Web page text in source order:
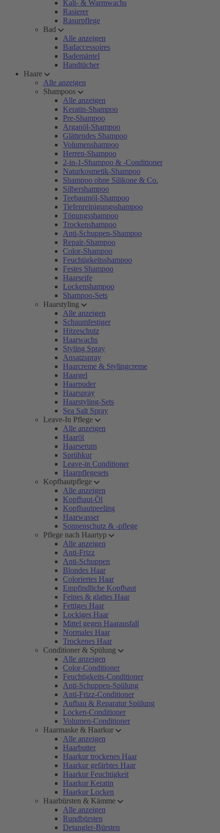
Kalt- & Warmwachs
Rasierer
Rasurpflege
Bad
Alle anzeigen
Badaccessoires
Bademäntel
Handtücher
Haare
Alle anzeigen
Shampoos
Alle anzeigen
Keratin-Shampoo
Pre-Shampoo
Arganöl-Shampoo
Glättendes Shampoo
Volumenshampoo
Herren-Shampoo
2-in-1-Shampoo & -Conditioner
Naturkosmetik-Shampoo
Shampoo ohne Silikone & Co.
Silbershampoo
Teebaumöl-Shampoo
Tiefenreinigungsshampoo
Tönungsshampoo
Trockenshampoo
Anti-Schuppen-Shampoo
Repair-Shampoo
Color-Shampoo
Feuchtigkeitsshampoo
Festes Shampoo
Haarseife
Lockenshampoo
Shampoo-Sets
Haarstyling
Alle anzeigen
Schaumfestiger
Hitzeschutz
Haarwachs
Styling Spray
Ansatzspray
Haarcreme & Stylingcreme
Haargel
Haarpuder
Haarspray
Haarstyling-Sets
Sea Salt Spray
Leave-In Pflege
Alle anzeigen
Haaröl
Haarserum
Sprühkur
Leave-in Conditioner
Haarpflegesets
Kopfhautpflege
Alle anzeigen
Kopfhaut-Öl
Kopfhautpeeling
Haarwasser
Sonnenschutz & -pflege
Pflege nach Haartyp
Alle anzeigen
Anti-Frizz
Anti-Schuppen
Blondes Haar
Coloriertes Haar
Empfindliche Kopfhaut
Feines & glattes Haar
Fettiges Haar
Lockiges Haar
Mittel gegen Haarausfall
Normales Haar
Trockenes Haar
Conditioner & Spülung
Alle anzeigen
Color-Conditioner
Feuchtigkeits-Conditioner
Anti-Schuppen-Spülung
Anti-Frizz-Conditioner
Aufbau & Reparatur Spülung
Locken-Conditioner
Volumen-Conditioner
Haarmaske & Haarkur
Alle anzeigen
Haarbutter
Haarkur trockenes Haar
Haarkur gefärbtes Haar
Haarkur Feuchtigkeit
Haarkur Keratin
Haarkur Locken
Haarbürsten & Kämme
Alle anzeigen
Rundbürsten
Detangler-Bürsten